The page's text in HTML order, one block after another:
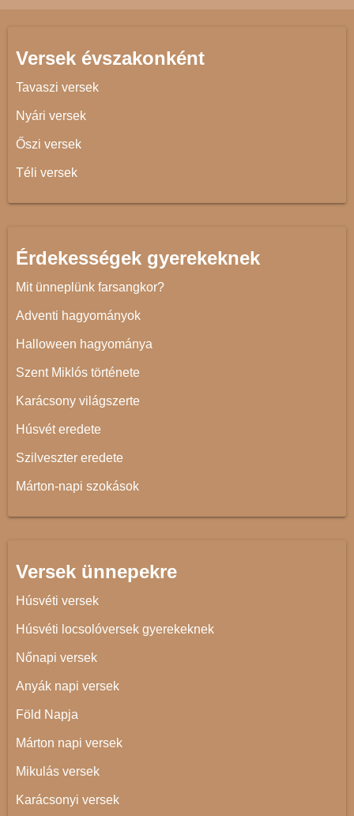
Versek évszakonként
Tavaszi versek
Nyári versek
Őszi versek
Téli versek
Érdekességek gyerekeknek
Mit ünneplünk farsangkor?
Adventi hagyományok
Halloween hagyománya
Szent Miklós története
Karácsony világszerte
Húsvét eredete
Szilveszter eredete
Márton-napi szokások
Versek ünnepekre
Húsvéti versek
Húsvéti locsolóversek gyerekeknek
Nőnapi versek
Anyák napi versek
Föld Napja
Márton napi versek
Mikulás versek
Karácsonyi versek